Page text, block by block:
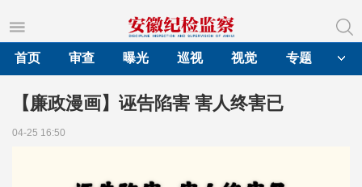
首页
审查 曝光 巡视 视觉 专题
【廉政漫画】诬告陷害 害人终害已
04-25 16:50